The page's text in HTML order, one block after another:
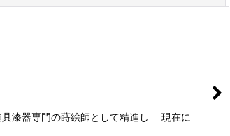
器専門の蒔絵師として精進し 現在に